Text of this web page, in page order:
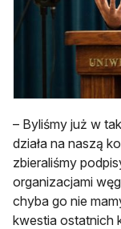
– Byliśmy już w
działa na naszą
zbieraliśmy
organizacjami
chyba go nie
kwestia ostatnich